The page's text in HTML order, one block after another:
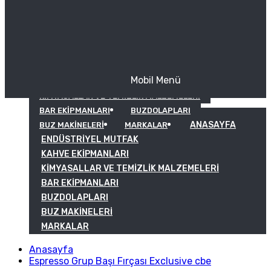
KIMYASALLAR VE TEMIZLIK MALZEMELERI
BAR EKIPMANLARI
BUZDOLAPLARI
BUZ MAKINELERI
MARKALAR
Mobil Menü
ANASAYFA
ENDÜSTRIYEL MUTFAK
KAHVE EKIPMANLARI
KIMYASALLAR VE TEMIZLIK MALZEMELERI
BAR EKIPMANLARI
BUZDOLAPLARI
BUZ MAKINELERI
MARKALAR
Anasayfa
Espresso Grup Başı Fırçası Exclusive cbe